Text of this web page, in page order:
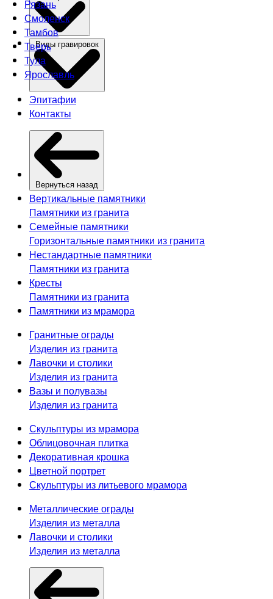
Рязань
Смоленск
Тамбов
Тверь
Тула
Ярославль
Эпитафии
Контакты
Вернуться назад
Вертикальные памятники
Памятники из гранита
Семейные памятники
Горизонтальные памятники из гранита
Нестандартные памятники
Памятники из гранита
Кресты
Памятники из гранита
Памятники из мрамора
Гранитные ограды
Изделия из гранита
Лавочки и столики
Изделия из гранита
Вазы и полувазы
Изделия из гранита
Скульптуры из мрамора
Облицовочная плитка
Декоративная крошка
Цветной портрет
Скульптуры из литьевого мрамора
Металлические ограды
Изделия из металла
Лавочки и столики
Изделия из металла